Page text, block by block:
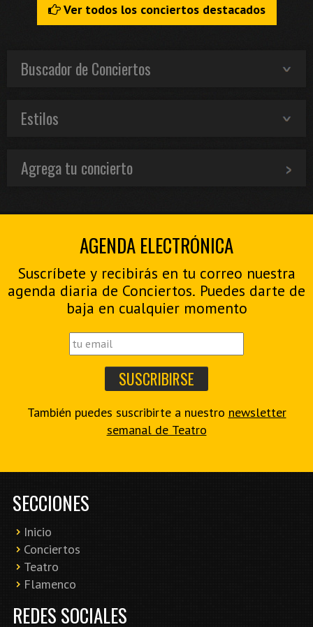
Ver todos los conciertos destacados
Buscador de Conciertos
Estilos
Agrega tu concierto
AGENDA ELECTRÓNICA
Suscríbete y recibirás en tu correo nuestra
agenda diaria de Conciertos. Puedes darte de
baja en cualquier momento
También puedes suscribirte a nuestro newsletter
semanal de Teatro
SECCIONES
Inicio
Conciertos
Teatro
Flamenco
REDES SOCIALES